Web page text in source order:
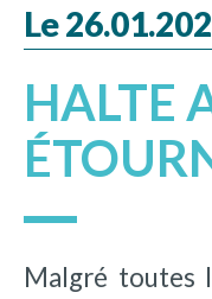
Le
HALTE
Malgré toutes